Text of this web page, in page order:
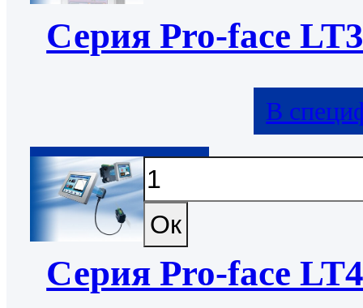
Серия Pro-face
В
Серия Pro-face